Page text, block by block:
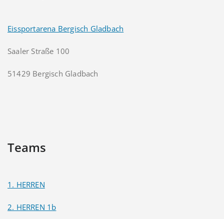
Eissportarena Bergisch Gladbach
Saaler Straße 100
51429 Bergisch Gladbach
Teams
1. HERREN
2. HERREN 1b